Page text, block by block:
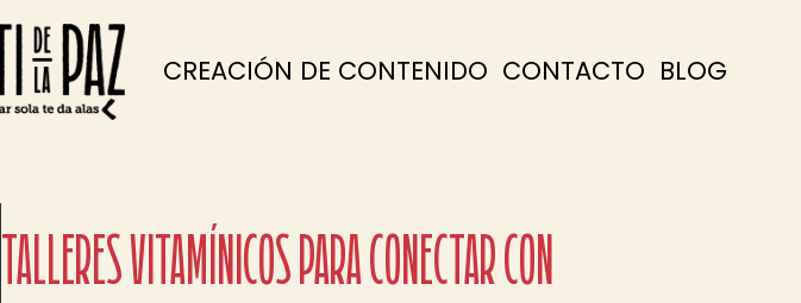
CREACIÓN DE CONTENIDO CONTACTO BLOG
TALLERES VITAMÍNICOS PARA CONECTAR CON